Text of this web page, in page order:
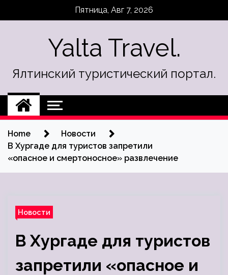
Пятница, Авг 7, 2026
Yalta Travel.
Ялтинский туристический портал.
Home
Новости
В Хургаде для туристов запретили
«опасное и смертоносное» развлечение
Новости
В Хургаде для туристов
запретили «опасное и